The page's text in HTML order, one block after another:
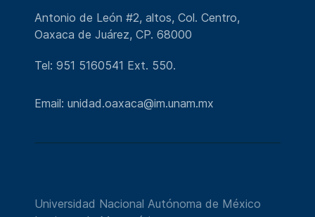
Antonio de León #2, altos, Col. Centro,
Oaxaca de Juárez, CP. 68000
Tel: 951 5160541 Ext. 550.
Email: unidad.oaxaca@im.unam.mx
Universidad Nacional Autónoma de México